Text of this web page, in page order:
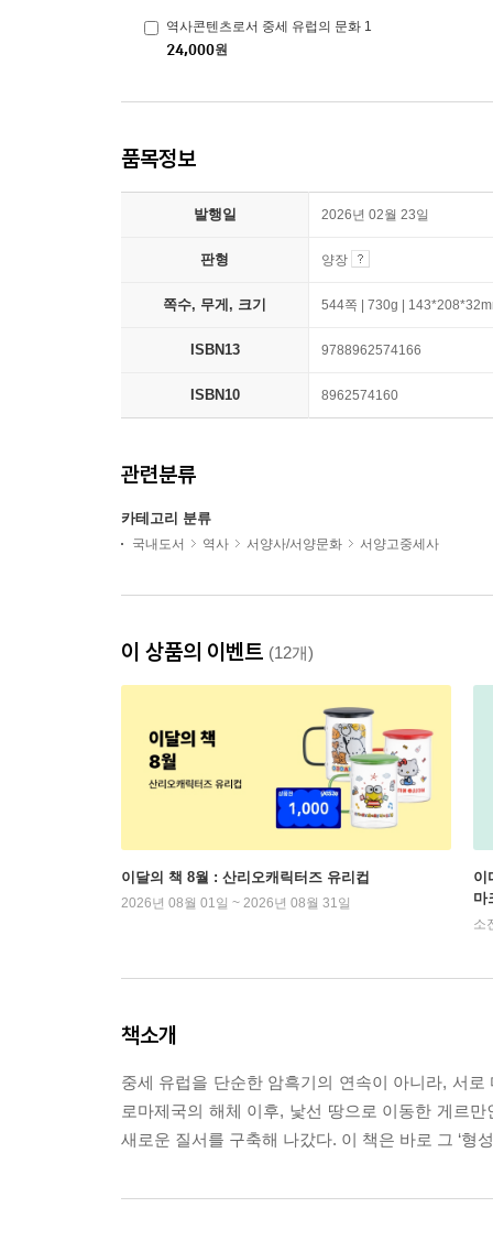
역사콘텐츠로서 중세 유럽의 문화 1
24,000원
품목정보
발행일 2026년 02월 23일
판형 양장
쪽수, 무게, 크기 544쪽 | 730g |
ISBN13 9788962574166
ISBN10 8962574160
관련분류
카테고리 분류
국내도서 역사 서양사/서양문화 서양고중세사
이 상품의 이벤트 (12개)
이달의 책 8월 : 산리오캐릭터즈 유리컵
2026년 08월 01일 ~ 2026년 08월 31일
이
마
소
책소개
중세 유럽을 단순한 암흑기의 연속이 아니라, 서
로마제국의 해체 이후, 낯선 땅으로 이동한 게르
새로운 질서를 구축해 나갔다. 이 책은 바로 그 ‘형